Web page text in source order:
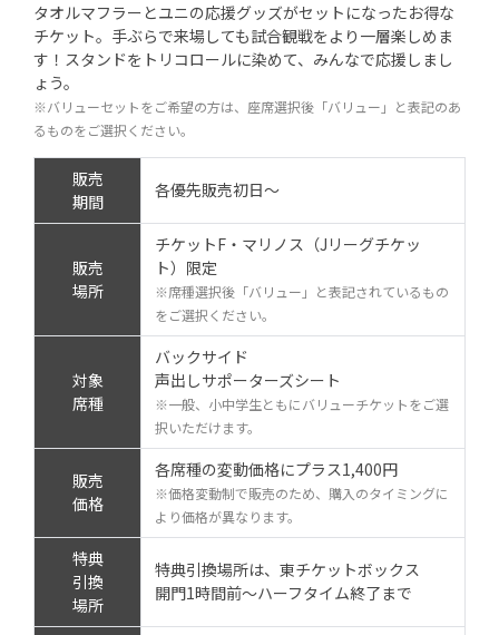
タオルマフラーとユニの応援グッズがセットになったお得な
チケット。手ぶらで来場しても試合観戦をより一層楽しめま
す！スタンドをトリコロールに染めて、みんなで応援しまし
ょう。
※バリューセットをご希望の方は、座席選択後「バリュー」と表記のあ
るものをご選択ください。
販売
期間
各優先販売初日～
販売
場所
チケットF・マリノス（Jリーグチケッ
ト）限定
※席種選択後「バリュー」と表記されているもの
をご選択ください。
対象
席種
バックサイド
声出しサポーターズシート
※一般、小中学生ともにバリューチケットをご選
択いただけます。
販売
価格
各席種の変動価格にプラス1,400円
※価格変動制で販売のため、購入のタイミングに
より価格が異なります。
特典
引換
場所
特典引換場所は、東チケットボックス
開門1時間前～ハーフタイム終了まで